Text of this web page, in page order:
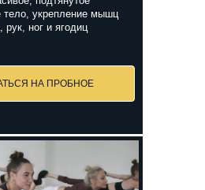
тело, укрепление мышц
рук, ног и ягодиц
НА ПРОБНОЕ